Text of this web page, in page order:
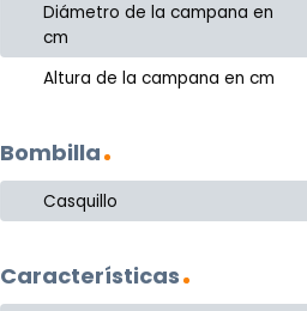
Diámetro de la campana en
cm
Altura de la campana en cm
Bombilla
Casquillo
Características